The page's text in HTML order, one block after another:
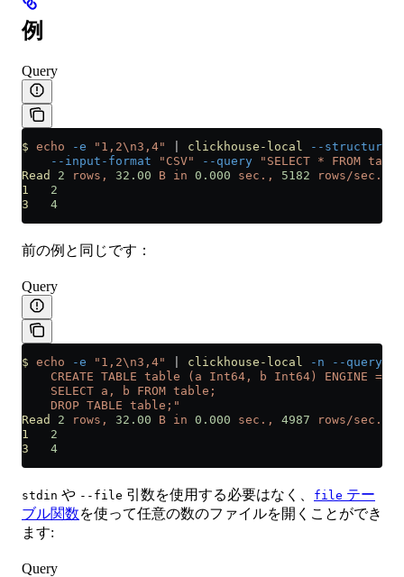
例
Query
$ echo -e "1,2\n3,4" clickhouse-local --structure
    --input-format
"CSV" --query "SELECT * FROM
Read
2 rows, 32.00 B in 0.000 sec., 5182 rows/sec.,
1
   2
3
   4
前の例と同じです：
Query
$ echo -e "1,2\n3,4" clickhouse-local -n --query
CREATE TABLE table (a Int64, b Int64) ENGINE =
    SELECT a, b FROM table;
    DROP TABLE table;"
Read
2 rows, 32.00 B in 0.000 sec., 4987 rows/sec.,
1
   2
3
   4
stdin や --file 引数を使用する必要はなく、 file テー
ブル関数を使って任意の数のファイルを開くことができ
ます:
Query